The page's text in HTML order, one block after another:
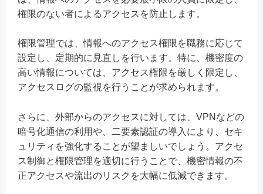
権限のない者によるアクセスを防止します。
権限管理では、情報へのアクセス権限を職務に応じて
設定し、定期的に見直しを行います。特に、機密度の
高い情報については、アクセス権限を厳しく限定し、
アクセスログの監視を行うことが求められます。
さらに、外部からのアクセスに対しては、VPNなどの
暗号化通信の利用や、二要素認証の導入により、セキ
ュリティを強化することが望ましいでしょう。アクセ
ス制御と権限管理を適切に行うことで、機密情報の不
正アクセスや流出のリスクを大幅に低減できます。